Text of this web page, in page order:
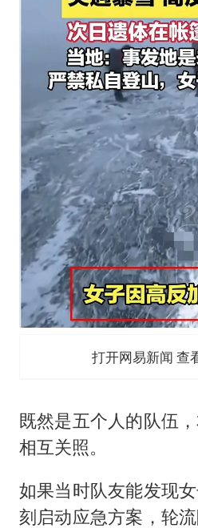
打开网易新闻 查
既然是五个人的队伍
相互关照。
如果当时队友能发现
刻启动应急方案，轮